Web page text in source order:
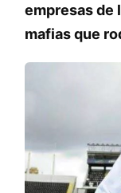
empresas de
mafias que